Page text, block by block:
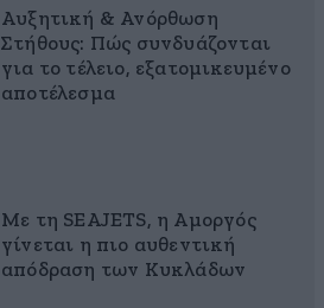
Αυξητική & Ανόρθωση
Στήθους: Πώς συνδυάζονται
για το τέλειο, εξατομικευμένο
αποτέλεσμα
Με τη SEAJETS, η Αμοργός
γίνεται η πιο αυθεντική
απόδραση των Κυκλάδων